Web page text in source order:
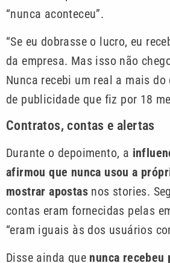
“nunca aconteceu”.
“Se eu dobrasse o lucro, eu
da empresa. Mas isso não
Nunca recebi um real a mais
de publicidade que fiz por 18
Contratos, contas e alertas
Durante o depoimento, a
afirmou que nunca usou a
mostrar apostas nos stories.
contas eram fornecidas pelas
“eram iguais às dos usuários
Disse ainda que nunca recebeu